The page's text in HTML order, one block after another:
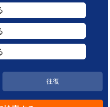
往復